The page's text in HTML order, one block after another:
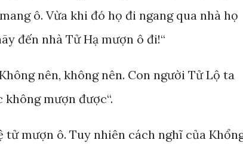
ô. Vừa khi đó họ đi ngang qua nhà họ
đến nhà Tử Hạ mượn ô đi!“
nên, không nên. Con người Tử Lộ ta
mượn được“.
mượn ô. Tuy nhiên cách nghĩ của